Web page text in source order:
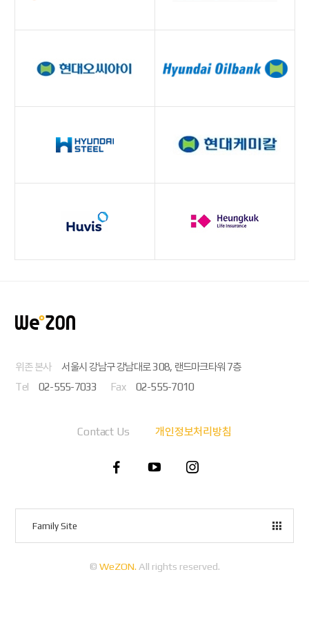
위존 본사
서울시 강남구 강남대로 308, 랜드마크타워 7층
Tel
02-555-7033 Fax 02-555-7010
Contact Us 개인정보처리방침
Family Site
© WeZON. All rights reserved.